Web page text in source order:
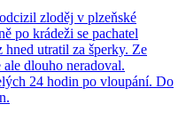
zloděj v plzeňské
po krádeži se pachatel
utratil za šperky. Ze
dlouho neradoval.
24 hodin po vloupání. Do